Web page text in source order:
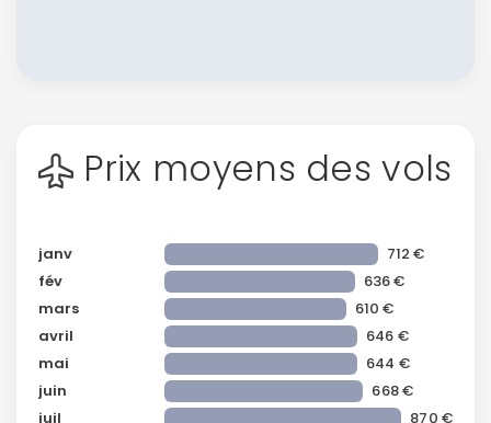
Prix moyens des vols
janv
712 €
fév
636 €
mars
610 €
avril
646 €
mai
644 €
juin
668 €
juil
870 €